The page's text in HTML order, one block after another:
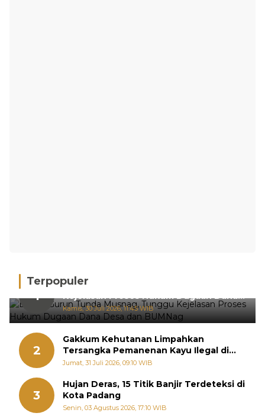
Terpopuler
1
BPRN Gurun Tunda Musnag, Tunggu
Kejelasan Proses Hukum Dugaan Dana
Desa dan BUMNag
Kamis, 30 Juli 2026, 11:45 WIB
2
Gakkum Kehutanan Limpahkan
Tersangka Pemanenan Kayu Ilegal di
Sariak Bayang ke Kejari Solok
Jumat, 31 Juli 2026, 09:10 WIB
3
Hujan Deras, 15 Titik Banjir Terdeteksi di
Kota Padang
Senin, 03 Agustus 2026, 17:10 WIB